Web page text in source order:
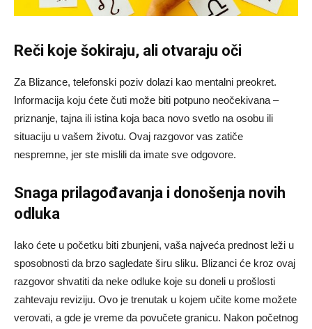
Reči koje šokiraju, ali otvaraju oči
Za Blizance, telefonski poziv dolazi kao mentalni preokret.
Informacija koju ćete čuti može biti potpuno neočekivana –
priznanje, tajna ili istina koja baca novo svetlo na osobu ili
situaciju u vašem životu. Ovaj razgovor vas zatiče
nespremne, jer ste mislili da imate sve odgovore.
Snaga prilagođavanja i donošenja novih
odluka
Iako ćete u početku biti zbunjeni, vaša najveća prednost leži u
sposobnosti da brzo sagledate širu sliku. Blizanci će kroz ovaj
razgovor shvatiti da neke odluke koje su doneli u prošlosti
zahtevaju reviziju. Ovo je trenutak u kojem učite kome možete
verovati, a gde je vreme da povučete granicu. Nakon početnog